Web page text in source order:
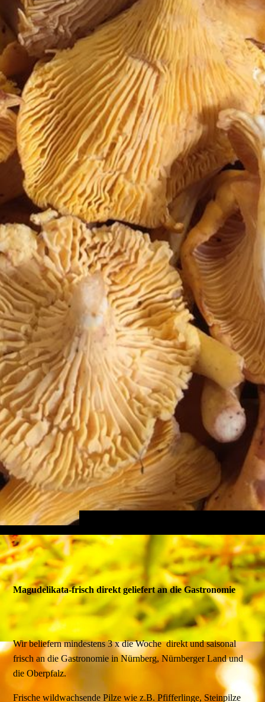
Magudelikata-frisch direkt geliefert an die Gastronomie
Wir beliefern mindestens 3 x die Woche direkt und saisonal
frisch an die Gastronomie in Nürnberg, Nürnberger Land und
die Oberpfalz.
Frische wildwachsende Pilze wie z.B. Pfifferlinge, Steinpilze